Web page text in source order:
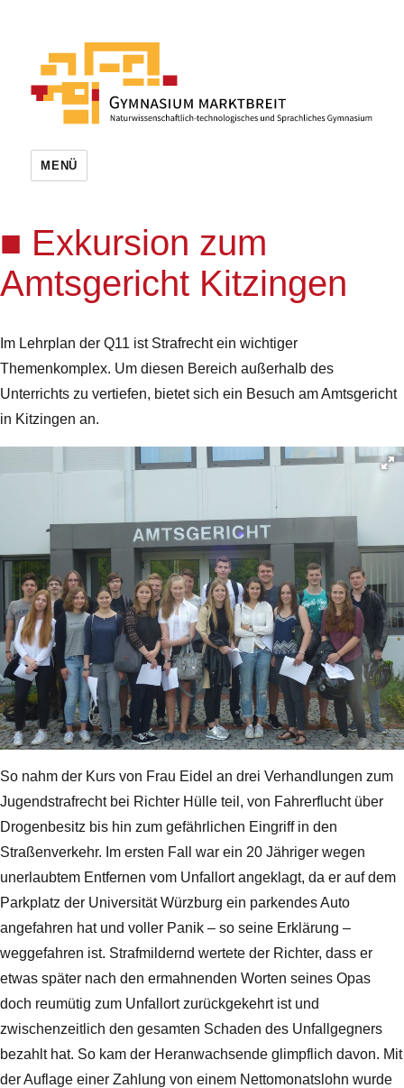
MENÜ
Exkursion zum
Amtsgericht Kitzingen
Im Lehrplan der Q11 ist Strafrecht ein wichtiger
Themenkomplex. Um diesen Bereich außerhalb des
Unterrichts zu vertiefen, bietet sich ein Besuch am Amtsgericht
in Kitzingen an.
So nahm der Kurs von Frau Eidel an drei Verhandlungen zum
Jugendstrafrecht bei Richter Hülle teil, von Fahrerflucht über
Drogenbesitz bis hin zum gefährlichen Eingriff in den
Straßenverkehr. Im ersten Fall war ein 20 Jähriger wegen
unerlaubtem Entfernen vom Unfallort angeklagt, da er auf dem
Parkplatz der Universität Würzburg ein parkendes Auto
angefahren hat und voller Panik – so seine Erklärung –
weggefahren ist. Strafmildernd wertete der Richter, dass er
etwas später nach den ermahnenden Worten seines Opas
doch reumütig zum Unfallort zurückgekehrt ist und
zwischenzeitlich den gesamten Schaden des Unfallgegners
bezahlt hat. So kam der Heranwachsende glimpflich davon. Mit
der Auflage einer Zahlung von einem Nettomonatslohn wurde